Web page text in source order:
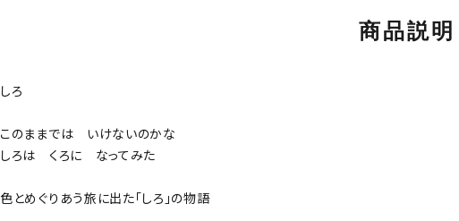
商品説明
しろ
このままでは いけないのかな
しろは くろに なってみた
色とめぐりあう旅に出た「しろ」の物語